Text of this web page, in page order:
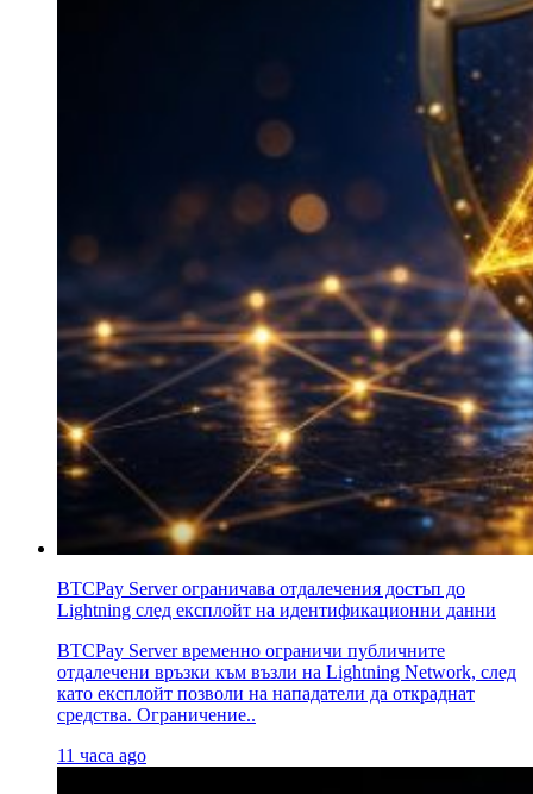
BTCPay Server ограничава отдалечения достъп до
Lightning след експлойт на идентификационни данни
BTCPay Server временно ограничи публичните
отдалечени връзки към възли на Lightning Network, след
като експлойт позволи на нападатели да откраднат
средства. Ограничение..
11 часа ago